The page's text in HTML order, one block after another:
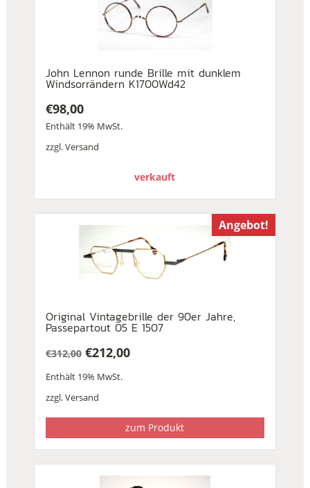
John Lennon runde Brille mit dunklem
Windsorrändern K1700Wd42
€98,00
Enthält 19% MwSt.
zzgl.Versand
verkauft
Angebot!
Original Vintagebrille der 90er Jahre,
Passepartout 05 E 1507
€312,00
Preis
war:
€212,00
Preis
ist:
Enthält 19% MwSt.
zzgl.Versand
zum Produkt